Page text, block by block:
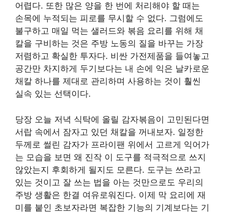
어렵다. 또한 많은 양을 한 번에 처리해야 할 때는
손목에 누적되는 피로를 무시할 수 없다. 그럼에도
불구하고 매일 먹는 샐러드와 볶음 요리를 위해 채
칼을 구비하는 것은 주방 노동의 질을 바꾸는 가장
저렴하고 확실한 투자다. 비싼 가전제품을 들여놓고
공간만 차지하게 두기보다는 내 손에 익은 날카로운
채칼 하나를 제대로 관리하며 사용하는 것이 훨씬
실속 있는 선택이다.
당장 오늘 저녁 식탁에 올릴 감자볶음이 고민된다면
서랍 속에서 잠자고 있던 채칼을 꺼내보자. 일정한
두께로 썰린 감자가 프라이팬 위에서 고르게 익어가
는 모습을 보면 왜 진작 이 도구를 적극적으로 쓰지
않았는지 후회하게 될지도 모른다. 도구는 쓰라고
있는 것이고 잘 쓰는 법을 아는 것만으로도 우리의
주방 생활은 한결 여유로워진다. 이제 막 요리에 재
미를 붙인 초보자라면 복잡한 기능의 기계보다는 기